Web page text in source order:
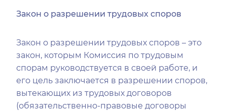
Закон о разрешении трудовых споров
Закон о разрешении трудовых споров – это
закон, которым Комиссия по трудовым
спорам руководствуется в своей работе, и
его цель заключается в разрешении споров,
вытекающих из трудовых договоров
(обязательственно-правовые договоры